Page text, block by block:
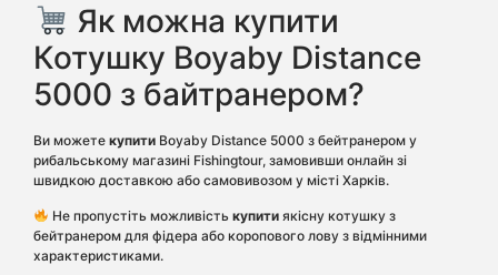
Як можна купити
Котушку Boyaby Distance
5000 з байтранером?
Ви можете купити Boyaby Distance 5000 з бейтранером у
рибальському магазині Fishingtour, замовивши онлайн зі
швидкою доставкою або самовивозом у місті Харків.
Не пропустіть можливість купитиякісну котушку з
бейтранером для фідера або коропового лову з відмінними
характеристиками.